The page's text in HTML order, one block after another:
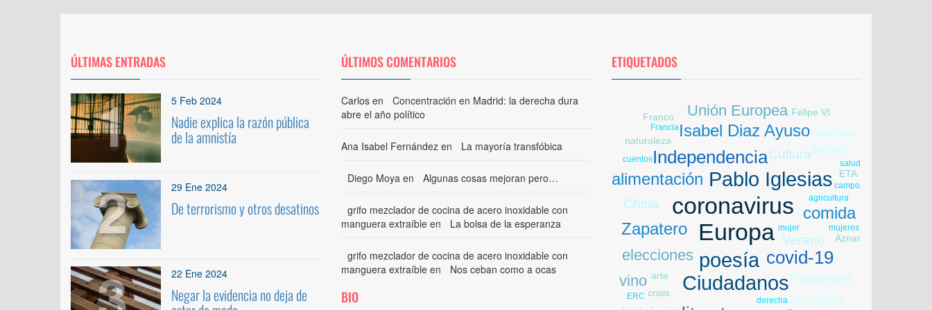
ÚLTIMAS ENTRADAS
1 5 Feb 2024
Nadie explica la razón pública
de la amnistía
2 29 Ene 2024
De terrorismo y otros desatinos
22 Ene 2024
Negar la evidencia no deja de
ÚLTIMOS COMENTARIOS
Carlos en
Concentración en Madrid: la derecha dura
abre el año político
Ana Isabel Fernández en La mayoría transfóbica
Diego Moya en Algunas cosas mejoran pero…
grifo mezclador de cocina de acero inoxidable con
manguera extraíble en La bolsa de la esperanza
grifo mezclador de cocina de acero inoxidable con
manguera extraíble en Nos ceban como a ocas
BIO
ETIQUETADOS
Europa
coronavirus
poesía
Ciudadanos
Pablo Iglesias
covid-19
Independencia
Zapatero
alimentación
comida
Isabel Diaz Ayuso
elecciones
vino
Unión Europea
Cultura
China
Verano
Puigdemont
tecnología
Merkel
poemas
arte
crisis
naturaleza
Aznar
ETA
Felipe VI
Franco
cuentos
derecha
ERC
Francia
mujer mujeres
salud
agricultura
campo